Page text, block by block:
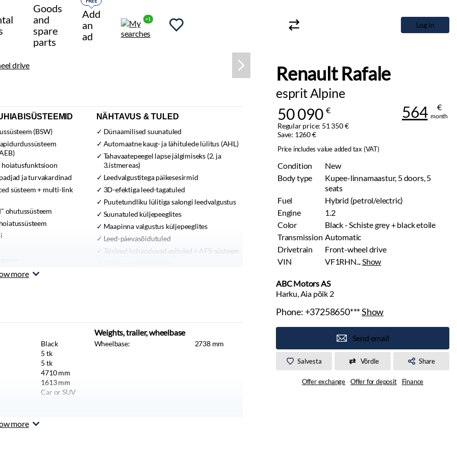
Goods
and
spare
parts
Add
an
ad
+1
Log in
Renault Rafale
esprit Alpine
50 090 €
Regular price: 51 350 €
Save: 1260 €
564 €
month
Price includes value added tax (VAT)
Condition
New
Body type
Kupee-linnamaastur, 5 doors, 5
seats
Fuel
Hybrid (petrol/electric)
Engine
1.2
Color
Black - Schiste grey + black etoile
Transmission Automatic
Drivetrain
Front-wheel drive
VIN
VF1RHN...Show
ABC Motors AS
Harku, Aia põik 2
Phone:+37258650***Show
Send email
Salvesta Võrdle Share
Offer exchange Offer for deposit Finance
(BSW)
ja turvakardinad
süsteem + multi-link
ohutussüsteem
parkimispidur
ennetamise
Collision Brake"
valmidus
rooli taga
NÄHTAVUS & TULED
Dünaamilised suunatuled
Automaatne kaug- ja lähitulede lülitus (AHL)
Tahavaatepeegel lapse jälgimiseks (2. ja
3.istmereas)
Leedvalgustitega päikesesirmid
3D-efektiga leed-tagatuled
Puutetundliku lülitiga salongi leedvalgustus
Suunatuled küljepeeglites
Maapinna valgustus küljepeeglites
Leed-päevasõidutuled
Täisleed kohanduvad esituled + AFS-süsteem
Arkamys Auditorium helisüsteem, 6 kõlarit
Võrguühenduse funktsioon koos
more
Black
5 tk
5 tk
4710mm
1613mm
Car or SUV
Weights, trailer, wheelbase
Wheelbase: 2738 mm
more